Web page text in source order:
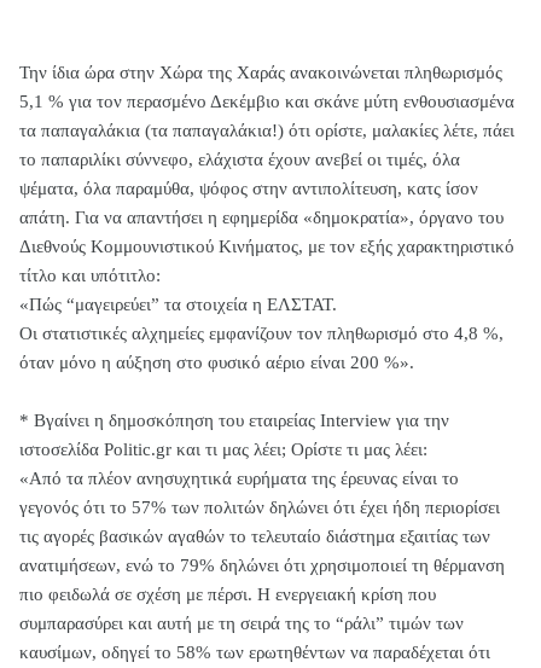
Την ίδια ώρα στην Χώρα της Χαράς ανακοινώνεται πληθωρισμός
5,1 % για τον περασμένο Δεκέμβιο και σκάνε μύτη ενθουσιασμένα
τα παπαγαλάκια (τα παπαγαλάκια!) ότι ορίστε, μαλακίες λέτε, πάει
το παπαριλίκι σύννεφο, ελάχιστα έχουν ανεβεί οι τιμές, όλα
ψέματα, όλα παραμύθα, ψόφος στην αντιπολίτευση, κατς ίσον
απάτη. Για να απαντήσει η εφημερίδα «δημοκρατία», όργανο του
Διεθνούς Κομμουνιστικού Κινήματος, με τον εξής χαρακτηριστικό
τίτλο και υπότιτλο:
«Πώς “μαγειρεύει” τα στοιχεία η ΕΛΣΤΑΤ.
Οι στατιστικές αλχημείες εμφανίζουν τον πληθωρισμό στο 4,8 %,
όταν μόνο η αύξηση στο φυσικό αέριο είναι 200 %».
* Βγαίνει η δημοσκόπηση του εταιρείας Interview για την
ιστοσελίδα Politic.gr και τι μας λέει; Ορίστε τι μας λέει:
«Από τα πλέον ανησυχητικά ευρήματα της έρευνας είναι το
γεγονός ότι το 57% των πολιτών δηλώνει ότι έχει ήδη περιορίσει
τις αγορές βασικών αγαθών το τελευταίο διάστημα εξαιτίας των
ανατιμήσεων, ενώ το 79% δηλώνει ότι χρησιμοποιεί τη θέρμανση
πιο φειδωλά σε σχέση με πέρσι. Η ενεργειακή κρίση που
συμπαρασύρει και αυτή με τη σειρά της το “ράλι” τιμών των
καυσίμων, οδηγεί το 58% των ερωτηθέντων να παραδέχεται ότι